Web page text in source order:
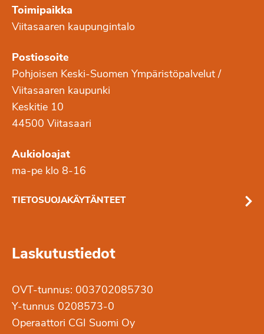
Toimipaikka
Viitasaaren kaupungintalo
Postiosoite
Pohjoisen Keski-Suomen Ympäristöpalvelut /
Viitasaaren kaupunki
Keskitie 10
44500 Viitasaari
Aukioloajat
ma-pe klo 8-16
TIETOSUOJAKÄYTÄNTEET
Laskutustiedot
OVT-tunnus: 003702085730
Y-tunnus 0208573-0
Operaattori CGI Suomi Oy